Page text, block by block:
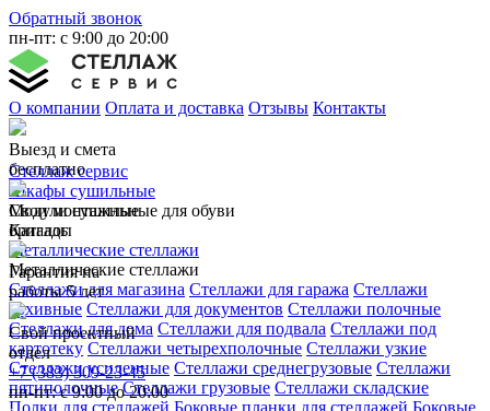
Обратный звонок
пн-пт: с 9:00 до 20:00
О компании Оплата и доставка Отзывы Контакты
Выезд и смета
бесплатно
Свои монтажные
бригады
Гарантия на
работы 5 лет
Свой проектный
отдел
+7 (383) 309-23-45
пн-пт: с 9:00 до 20:00
Стеллаж сервис
Шкафы сушильные
Модули сушильные для обуви
Каталог
Металлические стеллажи
Металлические стеллажи
Стеллажи для магазина Стеллажи для гаража Стеллажи
архивные Стеллажи для документов Стеллажи полочные
Стеллажи для дома Стеллажи для подвала Стеллажи под
картотеку Стеллажи четырехполочные Стеллажи узкие
Стеллажи усиленные Стеллажи среднегрузовые Стеллажи
пятиполочные Стеллажи грузовые Стеллажи складские
Полки для стеллажей Боковые планки для стеллажей Боковые